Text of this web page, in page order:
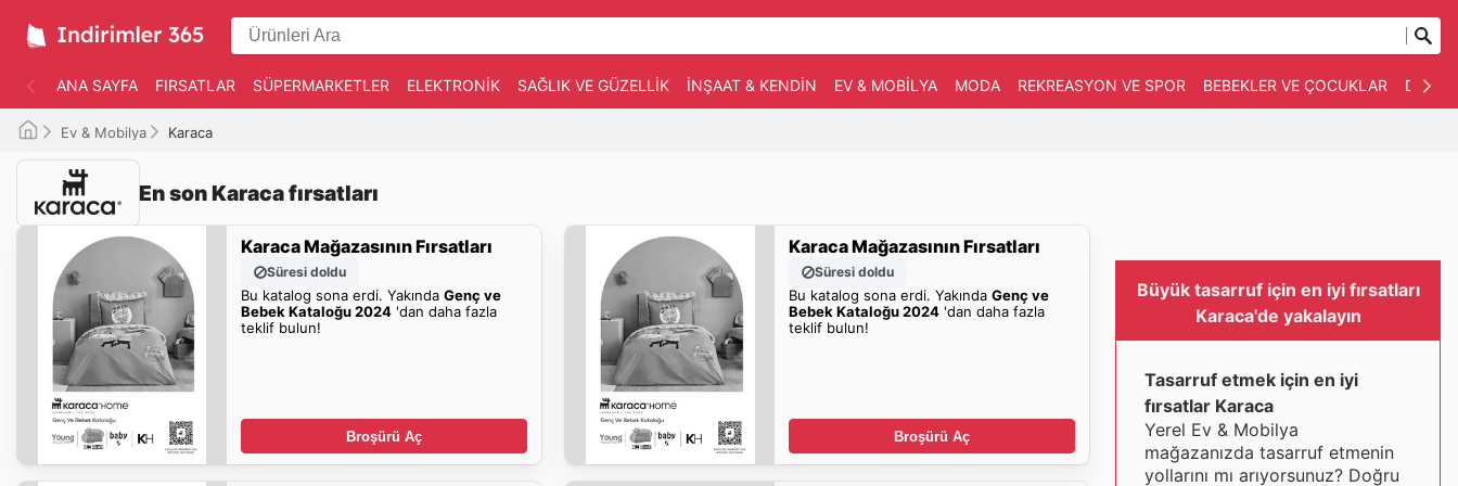
ANA SAYFA FIRSATLAR SÜPERMARKETLER ELEKTRONIK SAĞLIK VE GÜZELLIK İNŞAAT & KENDIN EV & MOBILYA MODA REKREASYON VE SPOR BEBEKLER VE ÇOCUKLAR
Ev & Mobilya Karaca
En son Karaca fırsatları
Karaca Mağazasının Fırsatları
Süresi doldu
Bu katalog sona erdi. Yakında Genç ve
Bebek Kataloğu 2024'dan daha fazla
teklif bulun!
Broşürü Aç
Karaca Mağazasının Fırsatları
Süresi doldu
Bu katalog sona erdi. YakındaGenç ve
Bebek Kataloğu 2024 'dan daha fazla
teklif bulun!
Broşürü Aç
Büyük tasarruf için en iyi fırsatları
Karaca'de yakalayın
Tasarruf etmek için en iyi
fırsatlar Karaca
Yerel Ev & Mobilya
mağazanızda tasarruf etmenin
yollarını mı arıyorsunuz? Doğru